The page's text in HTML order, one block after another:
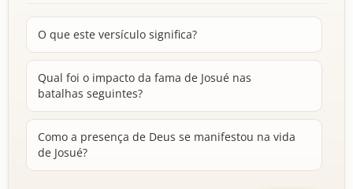
O que este versículo significa?
Qual foi o impacto da fama de Josué nas
batalhas seguintes?
Como a presença de Deus se manifestou na vida
de Josué?